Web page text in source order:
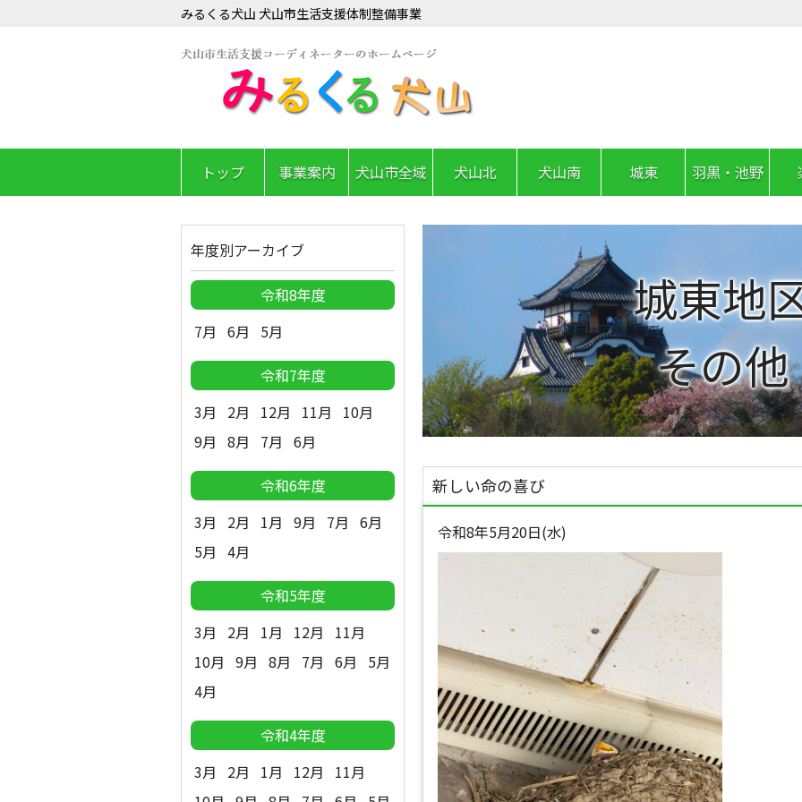
みるくる犬山 犬山市生活支援体制整備事業
トップ 事業案内 犬山市全域 犬山北 犬山南 城東 羽黒・池野
城東地
その他
新しい命の喜び
令和8年5月20日(水)
年度別アーカイブ
令和8年度
7月 6月 5月
令和7年度
3月
2月 12月 11月
10月
9月 8月 7月 6月
令和6年度
3月
2月 1月 9月 7月 6月
5月 4月
令和5年度
3月
2月 1月 12月
11月
10月 9月 8月 7月 6月
5月
4月
令和4年度
3月
2月 1月 12月
11月